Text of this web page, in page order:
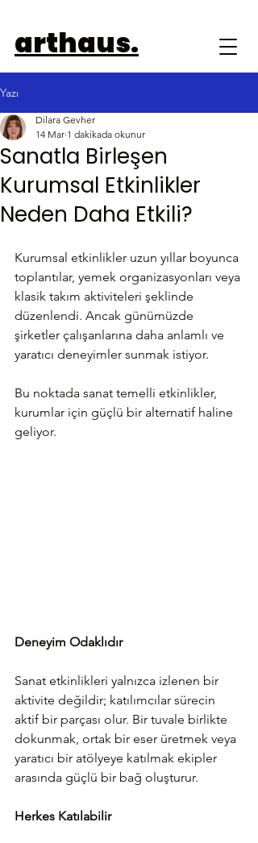
arthaus.
Yazı
Sanatla Birleşen
Kurumsal Etkinlikler
Neden Daha Etkili?
Dilara Gevher
14 Mar 1 dakikada okunur
Kurumsal etkinlikler uzun yıllar boyunca
toplantılar, yemek organizasyonları veya
klasik takım aktiviteleri şeklinde
düzenlendi. Ancak günümüzde
şirketler çalışanlarına daha anlamlı ve
yaratıcı deneyimler sunmak istiyor.
Bu noktada sanat temelli etkinlikler,
kurumlar için güçlü bir alternatif haline
geliyor.
Deneyim Odaklıdır
Sanat etkinlikleri yalnızca izlenen bir
aktivite değildir; katılımcılar sürecin
aktif bir parçası olur. Bir tuvale birlikte
dokunmak, ortak bir eser üretmek veya
yaratıcı bir atölyeye katılmak ekipler
arasında güçlü bir bağ oluşturur.
Herkes Katılabilir